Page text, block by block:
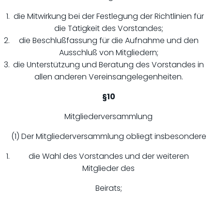
die Mitwirkung bei der Festlegung der Richtlinien für
die Tätigkeit des Vorstandes;
die Beschlußfassung für die Aufnahme und den
Ausschluß von Mitgliedern;
die Unterstützung und Beratung des Vorstandes in
allen anderen Vereinsangelegenheiten.
§10
Mitgliederversammlung
(1) Der Mitgliederversammlung obliegt insbesondere
die Wahl des Vorstandes und der weiteren
Mitglieder des
Beirats;